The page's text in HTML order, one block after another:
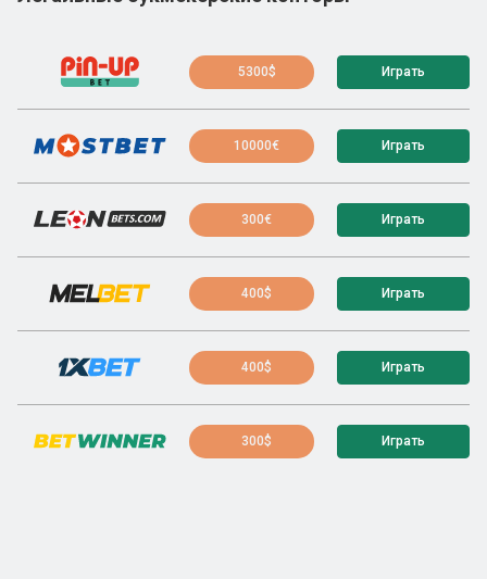
5300$ Играть
10000€ Играть
300€ Играть
400$ Играть
400$ Играть
300$ Играть